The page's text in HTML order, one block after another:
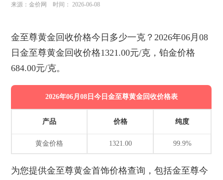
来源：金价网 时间： 2026-06-08
金至尊黄金回收价格今日多少一克？2026年06月08
日金至尊黄金回收价格1321.00元/克，铂金价格
684.00元/克。
2026年06月08日今日金至尊黄金回收价格表
产品 价格 纯度
黄金价格 1321.00 99.9%
为您提供金至尊黄金首饰价格查询，包括金至尊今